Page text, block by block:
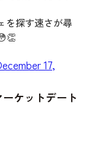
を探す速さが尋
17,
ケットデート